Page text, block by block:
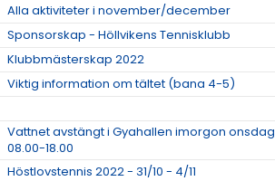
Alla aktiviteter i november/december
Sponsorskap - Höllvikens Tennisklubb
Klubbmästerskap 2022
Viktig information om tältet (bana 4-5)
Vattnet avstängt i Gyahallen imorgon onsdag
08.00-18.00
Höstlovstennis 2022 - 31/10 - 4/11